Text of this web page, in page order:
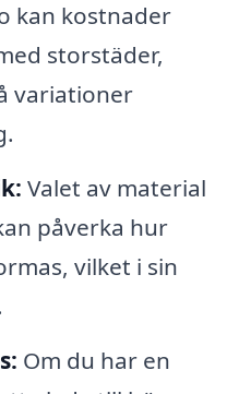
kan kostnader
storstäder,
variationer
Valet av material
påverka hur
vilket i sin
Om du har en